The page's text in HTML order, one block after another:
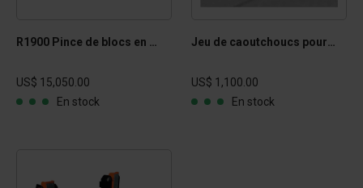
R1900 Pince de blocs en béton rotative
US$ 15,050.00
En stock
Jeu de caoutchoucs pour pince de blocs en béton rotative
US$ 1,100.00
En stock